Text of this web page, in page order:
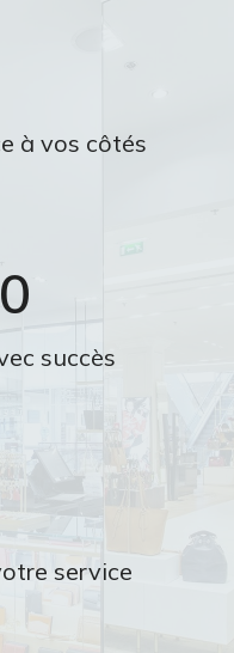
à vos côtés
succès
service